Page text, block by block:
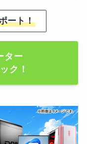
ート！
ター
ク！